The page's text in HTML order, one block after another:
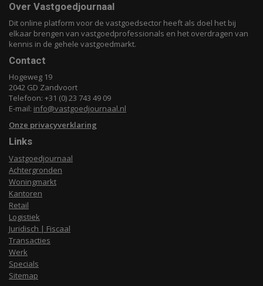
Over Vastgoedjournaal
Dit online platform voor de vastgoedsector heeft als doel het bij
elkaar brengen van vastgoedprofessionals en het overdragen van
kennis in de gehele vastgoedmarkt.
Contact
Hogeweg 19
2042 GD Zandvoort
Telefoon: +31 (0) 23 743 49 09
E-mail: info@vastgoedjournaal.nl
Onze privacyverklaring
Links
Vastgoedjournaal
Achtergronden
Woningmarkt
Kantoren
Retail
Logistiek
Juridisch | Fiscaal
Transacties
Werk
Specials
Sitemap